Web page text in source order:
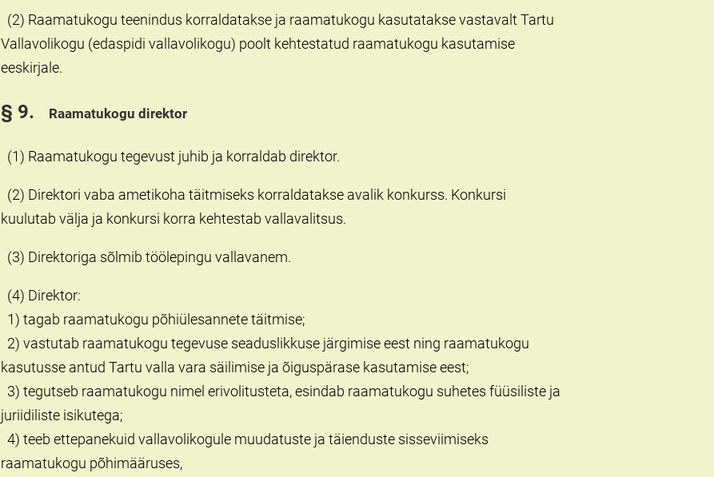
(2) Raamatukogu teenindus korraldatakse ja raamatukogu kasutatakse vastavalt Tartu
Vallavolikogu (edaspidi vallavolikogu) poolt kehtestatud raamatukogu kasutamise
eeskirjale.
§ 9. Raamatukogu direktor
(1) Raamatukogu tegevust juhib ja korraldab direktor.
(2) Direktori vaba ametikoha täitmiseks korraldatakse avalik konkurss. Konkursi
kuulutab välja ja konkursi korra kehtestab vallavalitsus.
(3) Direktoriga sõlmib töölepingu vallavanem.
(4) Direktor:
1) tagab raamatukogu põhiülesannete täitmise;
2) vastutab raamatukogu tegevuse seaduslikkuse järgimise eest ning raamatukogu
kasutusse antud Tartu valla vara säilimise ja õiguspärase kasutamise eest;
3) tegutseb raamatukogu nimel erivolitusteta, esindab raamatukogu suhetes füüsiliste ja
juriidiliste isikutega;
4) teeb ettepanekuid vallavolikogule muudatuste ja täienduste sisseviimiseks
raamatukogu põhimääruses,